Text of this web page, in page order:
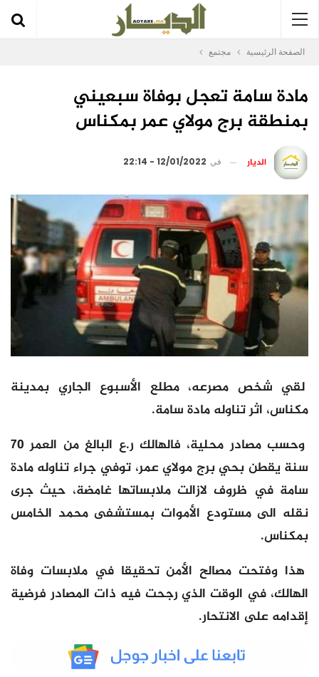
الصفحة الرئيسية مجتمع
مادة سامة تعجل بوفاة سبعيني
بمنطقة برج مولاي عمر بمكناس
الديار في 12/01/2022 - 22:14
لقي شخص مصرعه، مطلع الأسبوع الجاري بمدينة
مكناس، اثر تناوله مادة سامة.
وحسب مصادر محلية، فالهالك ر.ع البالغ من العمر 70
سنة يقطن بحي برج مولاي عمر، توفي جراء تناوله مادة
سامة في ظروف لازالت ملابساتها غامضة، حيث جرى
نقله الى مستودع الأموات بمستشفى محمد الخامس
بمكناس.
هذا وفتحت مصالح الأمن تحقيقا في ملابسات وفاة
الهالك، في الوقت الذي رجحت فيه ذات المصادر فرضية
إقدامه على الانتحار.